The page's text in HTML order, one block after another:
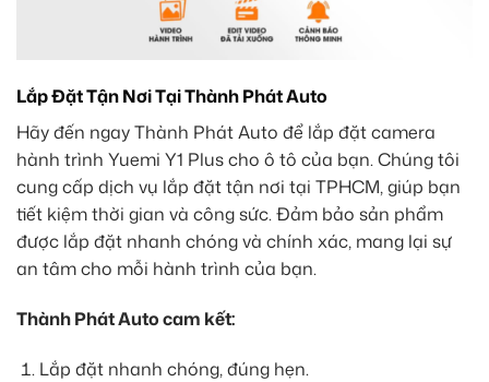
Lắp Đặt Tận Nơi Tại Thành Phát Auto
Hãy đến ngay Thành Phát Auto để lắp đặt camera
hành trình Yuemi Y1 Plus cho ô tô của bạn. Chúng tôi
cung cấp dịch vụ lắp đặt tận nơi tại TPHCM, giúp bạn
tiết kiệm thời gian và công sức. Đảm bảo sản phẩm
được lắp đặt nhanh chóng và chính xác, mang lại sự
an tâm cho mỗi hành trình của bạn.
Thành Phát Auto cam kết:
Lắp đặt nhanh chóng, đúng hẹn.